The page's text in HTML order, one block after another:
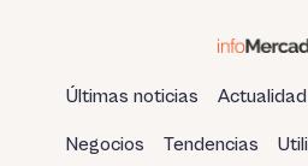
Últimas noticias Actualidad
Negocios Tendencias